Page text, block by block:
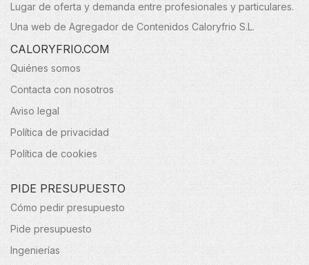
Lugar de oferta y demanda entre profesionales y particulares.
Una web de Agregador de Contenidos Caloryfrio S.L.
CALORYFRIO.COM
Quiénes somos
Contacta con nosotros
Aviso legal
Política de privacidad
Política de cookies
PIDE PRESUPUESTO
Cómo pedir presupuesto
Pide presupuesto
Ingenierías